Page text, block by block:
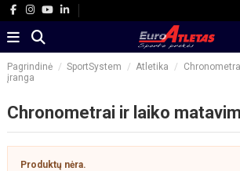
Pagrindinė SportSystem Atletika
įranga
Chronometrai ir laiko
Produktų nėra.